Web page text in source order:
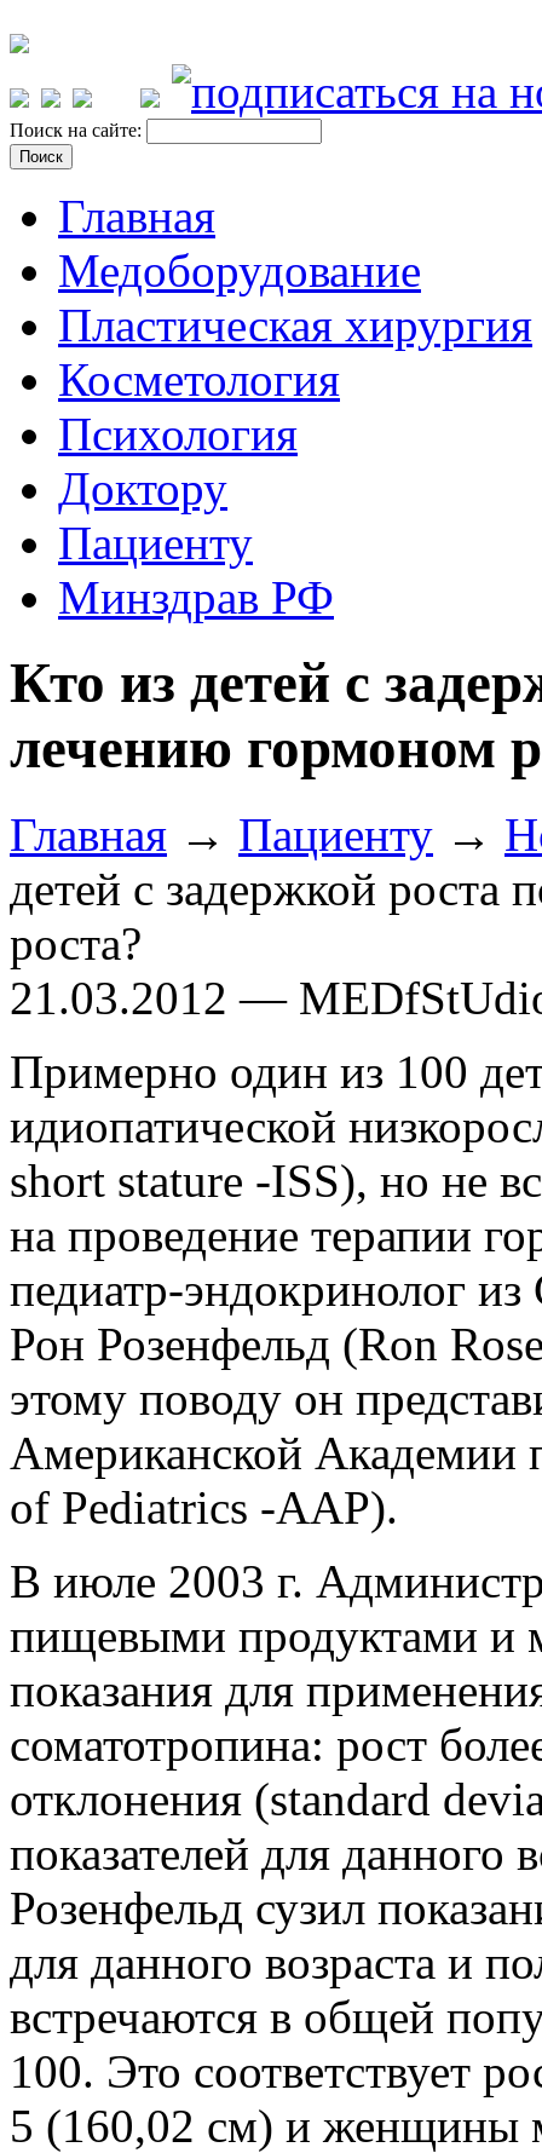
Поиск на сайте:
Главная
Медоборудование
Пластическая хирургия
Косметология
Психология
Доктору
Пациенту
Минздрав РФ
Кто из детей с
лечению гормоном
Главная → Пациенту →
детей с задержкой
роста?
21.03.2012 —
Примерно один из 100
идиопатической
short stature -ISS), но не
на проведение терапии
педиатр-эндокринолог
Рон Розенфельд (Ron
этому поводу он
Американской Академии
of Pediatrics -AAP).
В июле 2003 г.
пищевыми продуктами и
показания для
соматотропина: рост
отклонения (standard
показателей для данного
Розенфельд сузил
для данного возраста и
встречаются в общей
100. Это соответствует
5 (160,02 см) и женщины